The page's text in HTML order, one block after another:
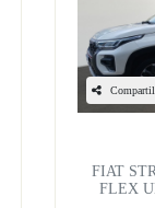
FIAT
FLEX